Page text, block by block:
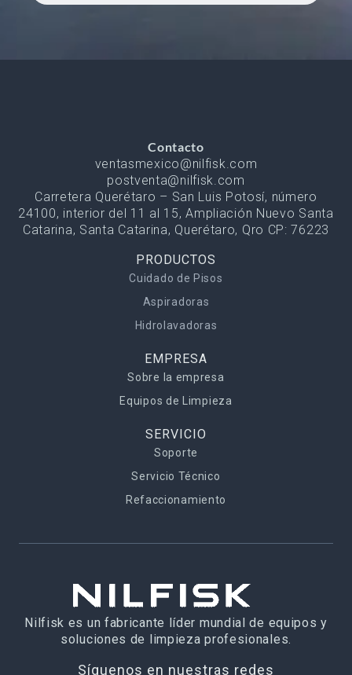
Contacto
ventasmexico@nilfisk.com
postventa@nilfisk.com
Carretera Querétaro – San Luis Potosí, número
24100, interior del 11 al 15, Ampliación Nuevo Santa
Catarina, Santa Catarina, Querétaro, Qro CP: 76223
PRODUCTOS
Cuidado de Pisos
Aspiradoras
Hidrolavadoras
EMPRESA
Sobre la empresa
Equipos de Limpieza
SERVICIO
Soporte
Servicio Técnico
Refaccionamiento
Nilfisk es un fabricante líder mundial de equipos y
soluciones de limpieza profesionales.
Síguenos en nuestras redes